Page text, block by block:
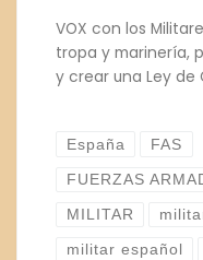
VOX con los
tropa y marinería,
y crear una Ley de
España FAS
FUERZAS
MILITAR
militar español